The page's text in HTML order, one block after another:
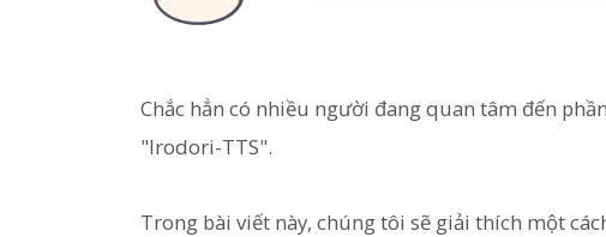
Chắc hẳn có nhiều người đang quan tâm đến
"Irodori-TTS".
Trong bài viết này, chúng tôi sẽ giải thích một